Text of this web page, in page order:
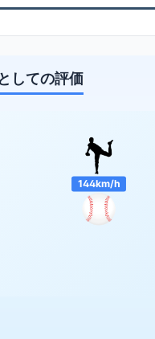
しての評価
144km/h